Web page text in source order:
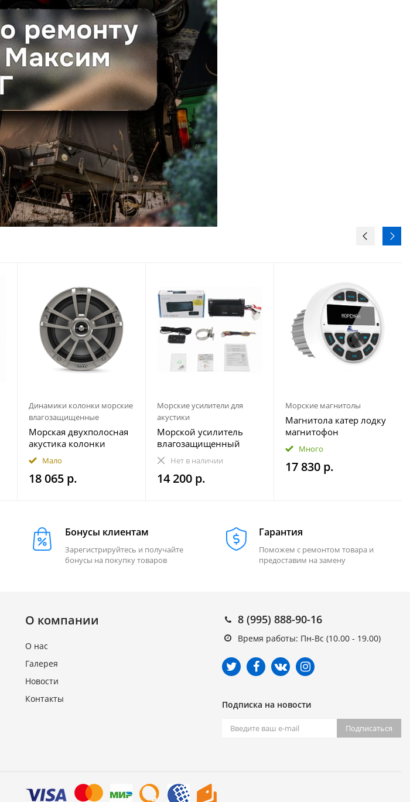
Динамики колонки морские
влагозащищенные
Морская двухполосная
акустика колонки
INFINITY 622MLT
Мало
18 065 р.
Морские усилители для
акустики
Морской усилитель
влагозащищенный
Velex VX-502
Нет в наличии
14 200 р.
Морские магнитолы
Магнитола катер лодку
магнитофон
влагозащищенная
МОРЕМАН XFa-НЕ820
Много
17 830 р.
Бонусы клиентам
Зарегистрируйтесь и получайте
бонусы на покупку товаров
Гарантия
Поможем с ремонтом товара и
предоставим на замену
О компании
О нас
Галерея
Новости
Контакты
8 (995) 888-90-16
Время работы: Пн-Вс (10.00 - 19.00)
Подписка на новости
Подписаться